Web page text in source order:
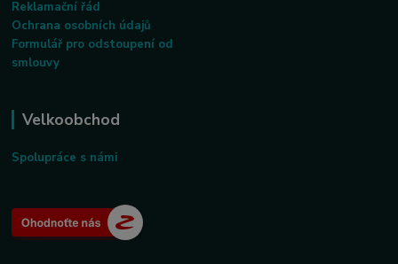
Reklamační řád
Ochrana osobních údajů
Formulář pro odstoupení od
smlouvy
Velkoobchod
Spolupráce s námi